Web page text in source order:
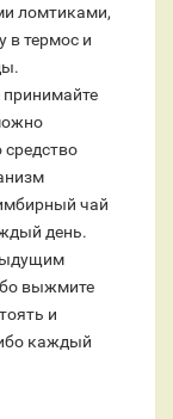
ломтиками,
в термос и
принимайте
средство
чай
день.
выжмите
и
каждый